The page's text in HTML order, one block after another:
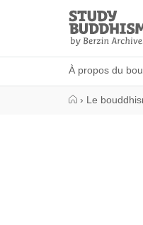
Study
Buddhism
Home
À propos du
› Le